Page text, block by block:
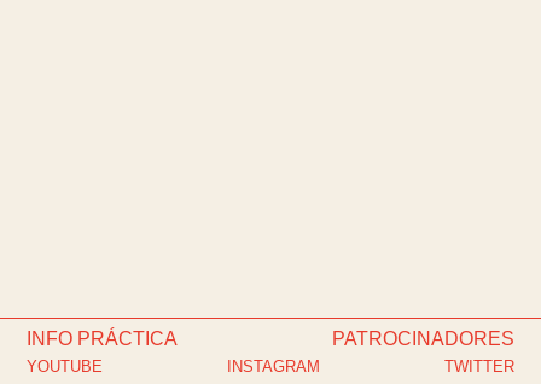
YOUTUBE INSTAGRAM TWITTER
INFO PRÁCTICA PATROCINADORES